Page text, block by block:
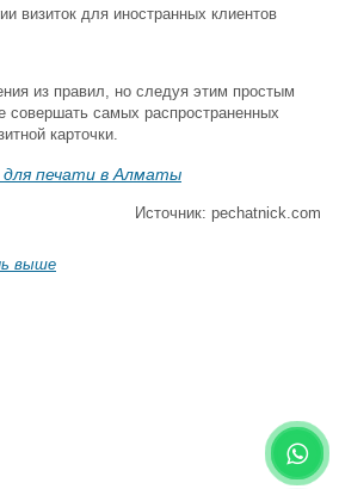
визиток для иностранных клиентов
из правил, но следуя этим простым
совершать самых распространенных
карточки.
для печати в Алматы
Источник: pechatnick.com
выше